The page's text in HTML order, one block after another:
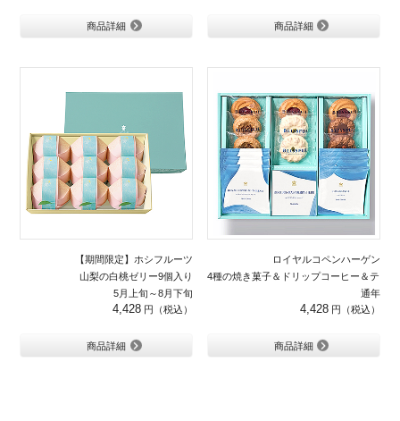
商品詳細 商品詳細
【期間限定】ホシフルーツ
山梨の白桃ゼリー9個入り
5月上旬～8月下旬
4,428
商品詳細
ロイヤルコペンハーゲン
4種の焼き菓子＆ドリップコーヒー＆ティ
通年
4,428
商品詳細